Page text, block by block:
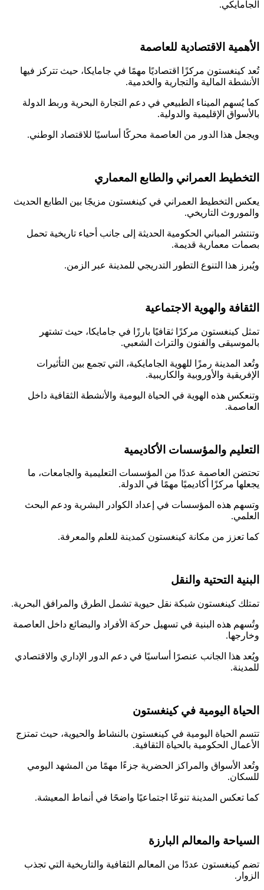
الاقتصادية للعاصمة
مركزًا اقتصاديًا مهمًا في جامايكا، حيث تتركز فيها
المالية والتجارية والخدمية.
الميناء الطبيعي في دعم التجارة البحرية وربط الدولة
الإقليمية والدولية.
هذا الدور من العاصمة محركًا أساسيًا للاقتصاد الوطني.
العمراني والطابع المعماري
التخطيط العمراني في كينغستون مزيجًا بين الطابع الحديث
التاريخي.
المباني الحكومية الحديثة إلى جانب أحياء تاريخية تحمل
معمارية قديمة.
هذا التنوع التطور التدريجي للمدينة عبر الزمن.
والهوية الاجتماعية
كينغستون مركزًا ثقافيًا بارزًا في جامايكا، حيث تشتهر
والفنون والتراث الشعبي.
المدينة رمزًا للهوية الجامايكية، التي تجمع بين التأثيرات
والأوروبية والكاريبية.
هذه الهوية في الحياة اليومية والأنشطة الثقافية داخل
والمؤسسات الأكاديمية
العاصمة عددًا من المؤسسات التعليمية والجامعات، ما
مركزًا أكاديميًا مهمًا في الدولة.
هذه المؤسسات في إعداد الكوادر البشرية ودعم البحث
من مكانة كينغستون كمدينة للعلم والمعرفة.
التحتية والنقل
كينغستون شبكة نقل حيوية تشمل الطرق والمرافق البحرية.
هذه البنية في تسهيل حركة الأفراد والبضائع داخل العاصمة
هذا الجانب عنصرًا أساسيًا في دعم الدور الإداري والاقتصادي
اليومية في كينغستون
الحياة اليومية في كينغستون بالنشاط والحيوية، حيث تمتزج
الحكومية بالحياة الثقافية.
الأسواق والمراكز الحضرية جزءًا مهمًا من المشهد اليومي
المدينة تنوعًا اجتماعيًا واضحًا في أنماط المعيشة.
والمعالم البارزة
عددًا من المعالم الثقافية والتاريخية التي تجذب